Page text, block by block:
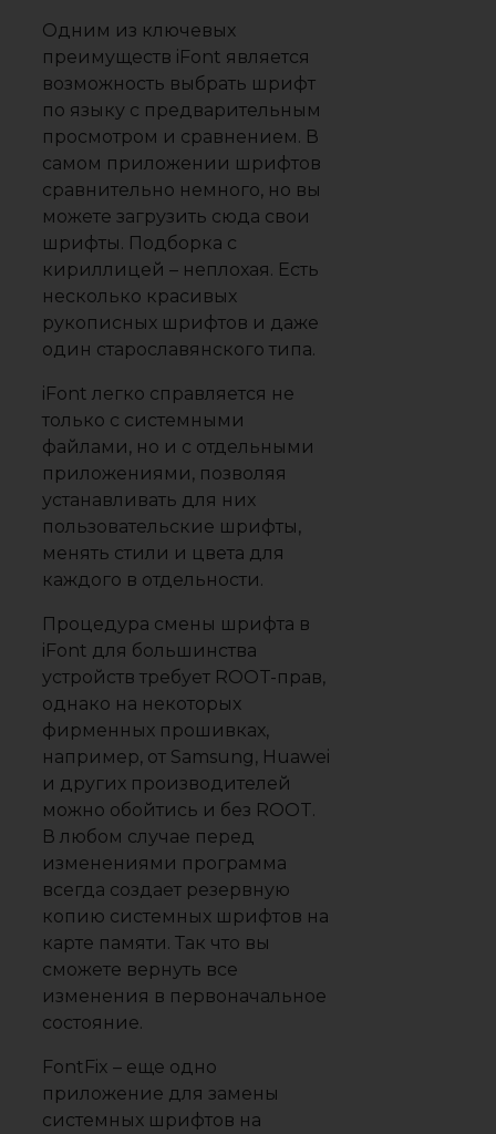
Одним из ключевых
преимуществ iFont является
возможность выбрать шрифт
по языку с предварительным
просмотром и сравнением. В
самом приложении шрифтов
сравнительно немного, но вы
можете загрузить сюда свои
шрифты. Подборка с
кириллицей – неплохая. Есть
несколько красивых
рукописных шрифтов и даже
один старославянского типа.
iFont легко справляется не
только с системными
файлами, но и с отдельными
приложениями, позволяя
устанавливать для них
пользовательские шрифты,
менять стили и цвета для
каждого в отдельности.
Процедура смены шрифта в
iFont для большинства
устройств требует ROOT-прав,
однако на некоторых
фирменных прошивках,
например, от Samsung, Huawei
и других производителей
можно обойтись и без ROOT.
В любом случае перед
изменениями программа
всегда создает резервную
копию системных шрифтов на
карте памяти. Так что вы
сможете вернуть все
изменения в первоначальное
состояние.
FontFix – еще одно
приложение для замены
системных шрифтов на